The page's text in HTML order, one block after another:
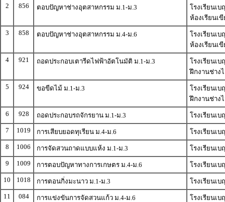
2 856 ตอบปัญหาช่างอุตสาหกรรม ม.1-ม.3
โรงเรียนเ
ห้องเรียนเ
3
858 ตอบปัญหาช่างอุตสาหกรรม ม.4-ม.6
โรงเรียนเ
ห้องเรียนเ
4
921 ถอดประกอบเตารีดไฟฟ้าอัตโนมัติ ม.1-ม.3
โรงเรียนเ
ฝึกงานช่าง
5
924 ขอขีดไม้ ม.1-ม.3
โรงเรียนเ
ฝึกงานช่าง
6
928 ถอดประกอบรถจักรยาน ม.1-ม.3
โรงเรียนเ
7
1019 การเสียบยอดทุเรียน ม.4-ม.6
โรงเรียนเ
8
1006 การจัดสวนถาดแบบแห้ง ม.1-ม.3
โรงเรียนเ
9
1009 การตอบปัญหาทางการเกษตร ม.4-ม.6
โรงเรียนเ
10
1018 การตอนกิ่งมะนาว ม.1-ม.3
โรงเรียนเ
11
084 การแข่งขันการจัดสวนแก้ว ม.4-ม.6 โรงเรียนเ